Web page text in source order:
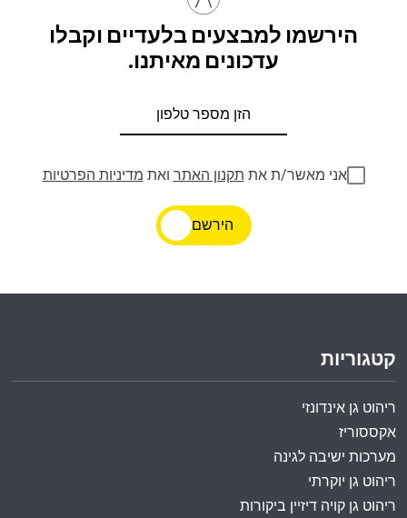
הירשמו למבצעים בלעדיים וקבלו
עדכונים מאיתנו.
אני מאשר/ת את תקנון האתר ואת מדיניות הפרטיות
הירשם
קטגוריות
ריהוט גן אינדונזי
אקססוריז
מערכות ישיבה לגינה
ריהוט גן יוקרתי
ריהוט גן קויה דיזיין ביקורות